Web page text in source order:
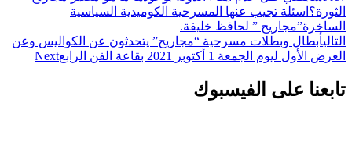
الثورة؟اسئلة تجيب عنها المسرحية الكوميدية السياسية
الساخرة”مجاريح ” لحافظ خليفة.
التاليأبطال وبطلات مسرحية “مجاريح” يتحدثون عن الكواليس وعن
العرض الأول ليوم الجمعة 1 أكتوبر 2021 بقاعة الفن الرابع
Next
تابعنا على الفيسبوك